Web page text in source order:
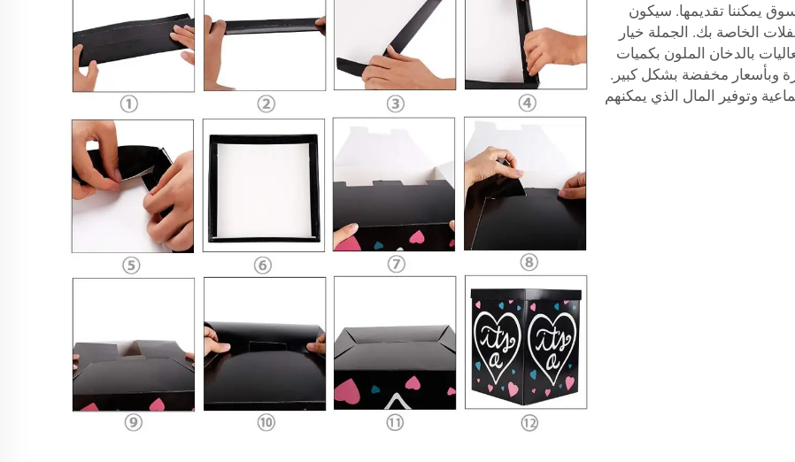
يمكننا تقديمها. سيكون
الخاصة بك. الجملة خيار
بالدخان الملون بكميات
وبأسعار مخفضة بشكل كبير.
وتوفير المال الذي يمكنهم